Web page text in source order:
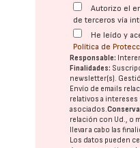
Autorizo el
de terceros vía
He leído y
Política de
Responsable:
Finalidades:
newsletter(s).
Envío de emails
relativos a intereses
asociados.
relación con Ud., o
llevar a cabo las
Los datos pueden